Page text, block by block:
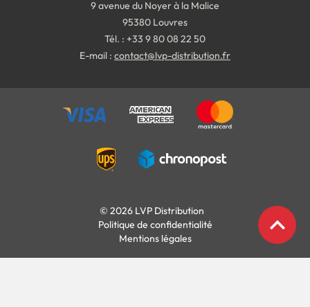
expand_less
9 avenue du Noyer à la Malice
95380 Louvres
Tél. : +33 9 80 08 22 50
E-mail : contact@lvp-distribution.fr
© 2026 LVP Distribution
Politique de confidentialité
Mentions légales